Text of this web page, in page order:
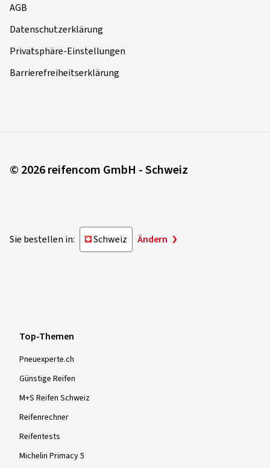
AGB
Datenschutzerklärung
Privatsphäre-Einstellungen
Barrierefreiheitserklärung
© 2026 reifencom GmbH - Schweiz
Sie bestellen in: Schweiz Ändern
Top-Themen
Pneuexperte.ch
Günstige Reifen
M+S Reifen Schweiz
Reifenrechner
Reifentests
Michelin Primacy 5